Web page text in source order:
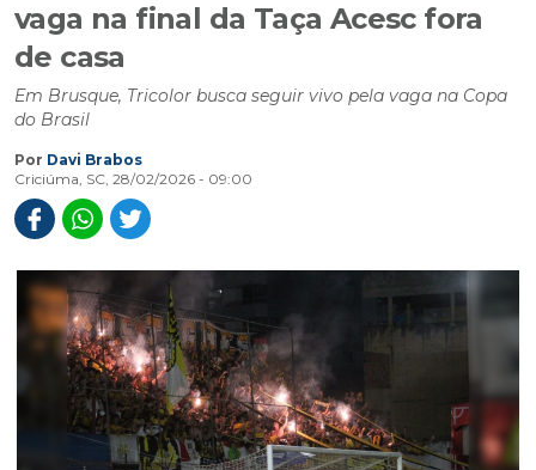
vaga na final da Taça Acesc fora
de casa
Em Brusque, Tricolor busca seguir vivo pela vaga na Copa
do Brasil
Por Davi Brabos
Criciúma, SC, 28/02/2026 - 09:00